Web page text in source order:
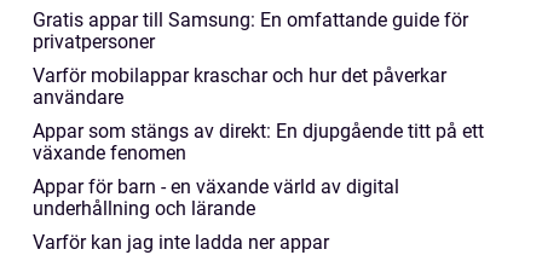
Gratis appar till Samsung: En omfattande guide för
privatpersoner
Varför mobilappar kraschar och hur det påverkar
användare
Appar som stängs av direkt: En djupgående titt på ett
växande fenomen
Appar för barn - en växande värld av digital
underhållning och lärande
Varför kan jag inte ladda ner appar